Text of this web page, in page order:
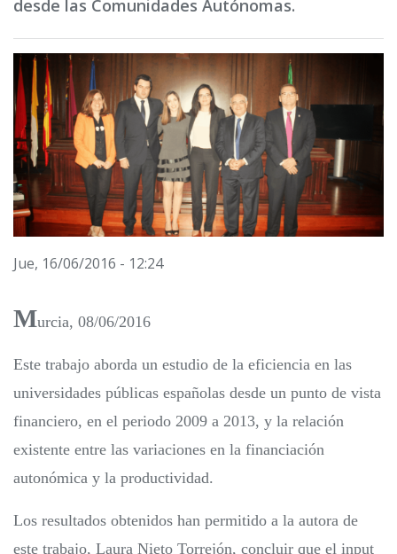
desde las Comunidades Autónomas.
Jue, 16/06/2016 - 12:24
Murcia, 08/06/2016
Este trabajo aborda un estudio de la eficiencia en las
universidades públicas españolas desde un punto de vista
financiero, en el periodo 2009 a 2013, y la relación
existente entre las variaciones en la financiación
autonómica y la productividad.
Los resultados obtenidos han permitido a la autora de
este trabajo, Laura Nieto Torrejón, concluir que el input